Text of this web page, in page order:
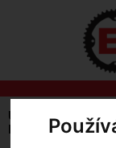
Úvodní strana
Pánské
Soft Air